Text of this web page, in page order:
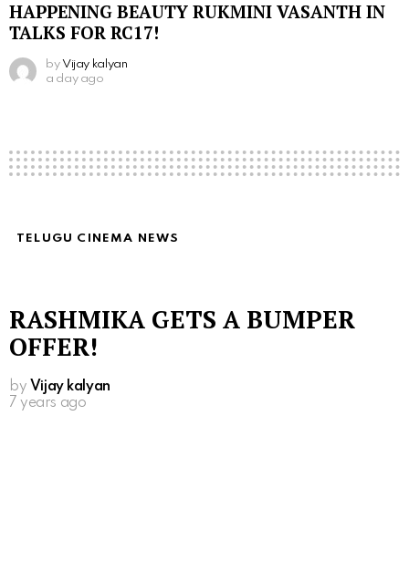
HAPPENING BEAUTY RUKMINI VASANTH IN
TALKS FOR RC17!
by Vijay kalyan
a day ago
TELUGU CINEMA NEWS
RASHMIKA GETS A BUMPER
OFFER!
by Vijay kalyan
7 years ago